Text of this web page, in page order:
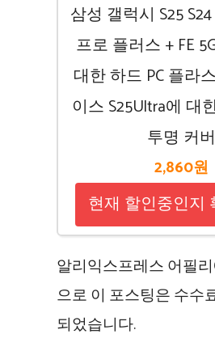
삼성 갤럭시 S25
프로 플러스 + FE
대한 하드 PC 플라
이스 S25Ultra에 대
투명 커버
2,860원
현재 할인중인지
알리익스프레스 어필
으로 이 포스팅은 수수
되었습니다.